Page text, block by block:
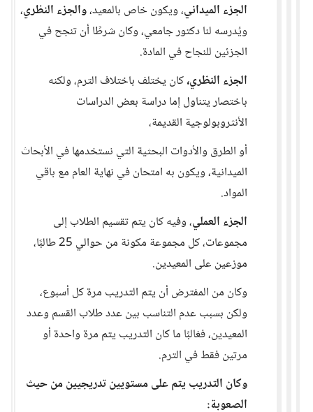
الجزء الميداني، ويكون خاص بالمعيد،والجزء النظري،
ويُدرسه لنا دكتور جامعي، وكان شرطًا أن تنجح في
الجزئين للنجاح في المادة.
الجزء النظري،كان يختلف باختلاف الترم، ولكنه
باختصار يتناول إما دراسة بعض الدراسات
الأنثروبولوجية القديمة،
أو الطرق والأدوات البحثية التي نستخدمها في الأبحاث
الميدانية، ويكون به امتحان في نهاية العام مع باقي
المواد.
الجزء العملي، وفيه كان يتم تقسيم الطلاب إلى
مجموعات، كل مجموعة مكونة من حوالي 25 طالبًا،
موزعين على المعيدين.
وكان من المفترض أن يتم التدريب مرة كل أسبوع،
ولكن بسبب عدم التناسب بين عدد طلاب القسم وعدد
المعيدين، فغالبًا ما كان التدريب يتم مرة واحدة أو
مرتين فقط في الترم.
وكان التدريب يتم على مستويين تدريجيين من حيث
الصعوبة: